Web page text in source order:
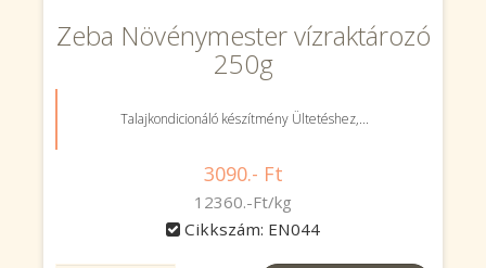
Zeba Növénymester vízraktározó
250g
Talajkondicionáló készítmény Ültetéshez,...
3090.- Ft
12360.-Ft/kg
Cikkszám: EN044